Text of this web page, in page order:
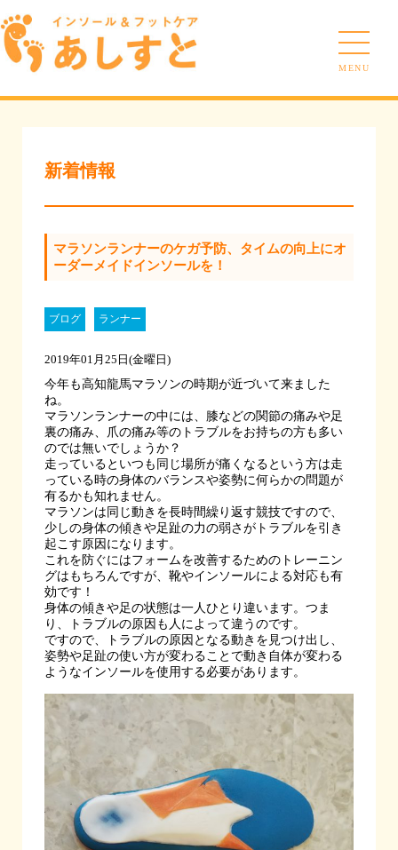
MENU
新着情報
マラソンランナーのケガ予防、タイムの向上にオ
ーダーメイドインソールを！
ブログ ランナー
2019年01月25日(金曜日)
今年も高知龍馬マラソンの時期が近づいて来ました
ね。
マラソンランナーの中には、膝などの関節の痛みや足
裏の痛み、爪の痛み等のトラブルをお持ちの方も多い
のでは無いでしょうか？
走っているといつも同じ場所が痛くなるという方は走
っている時の身体のバランスや姿勢に何らかの問題が
有るかも知れません。
マラソンは同じ動きを長時間繰り返す競技ですので、
少しの身体の傾きや足趾の力の弱さがトラブルを引き
起こす原因になります。
これを防ぐにはフォームを改善するためのトレーニン
グはもちろんですが、靴やインソールによる対応も有
効です！
身体の傾きや足の状態は一人ひとり違います。つま
り、トラブルの原因も人によって違うのです。
ですので、トラブルの原因となる動きを見つけ出し、
姿勢や足趾の使い方が変わることで動き自体が変わる
ようなインソールを使用する必要があります。